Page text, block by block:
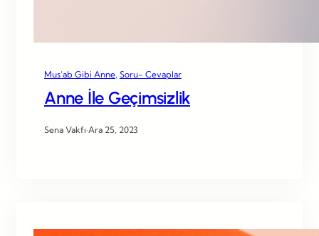
Mus’ab Gibi Anne Soru- Cevaplar
Anne İle Geçimsizlik
Sena Vakfı·Ara 25, 2023